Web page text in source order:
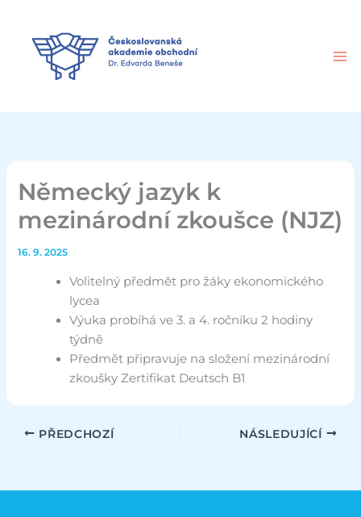
obsah
Německý jazyk k
mezinárodní zkoušce (NJZ)
16. 9. 2025
Volitelný předmět pro žáky ekonomického
lycea
Výuka probíhá ve 3. a 4. ročníku 2 hodiny
týdně
Předmět připravuje na složení mezinárodní
zkoušky Zertifikat Deutsch B1
PŘEDCHOZÍ NÁSLEDUJÍCÍ